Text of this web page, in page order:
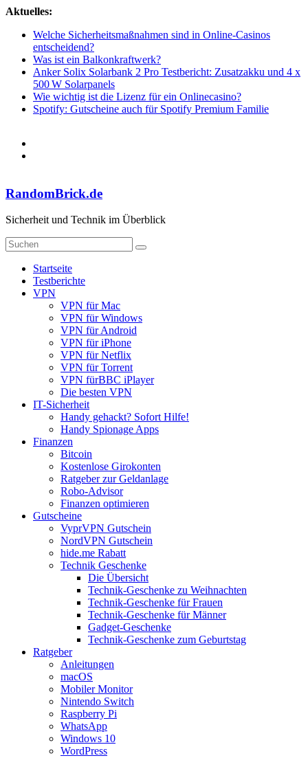
Zum
springen
Aktuelles:
Welche Sicherheitsmaßnahmen sind in Online-Casinos
entscheidend?
Was ist ein Balkonkraftwerk?
Anker Solix Solarbank 2 Pro Testbericht: Zusatzakku und 4 x
500 W Solarpanels
Wie wichtig ist die Lizenz für ein Onlinecasino?
Spotify: Gutscheine auch für Spotify Premium Familie
RandomBrick.de
Sicherheit und Technik im Überblick
Startseite
Testberichte
VPN
VPN für Mac
VPN für Windows
VPN für Android
VPN für iPhone
VPN für Netflix
VPN für Torrent
VPN fürBBC iPlayer
Die besten VPN
IT-Sicherheit
Handy gehackt? Sofort Hilfe!
Handy Spionage Apps
Finanzen
Bitcoin
Kostenlose Girokonten
Ratgeber zur Geldanlage
Robo-Advisor
Finanzen optimieren
Gutscheine
VyprVPN Gutschein
NordVPN Gutschein
hide.me Rabatt
Technik Geschenke
Die Übersicht
Technik-Geschenke zu Weihnachten
Technik-Geschenke für Frauen
Technik-Geschenke für Männer
Gadget-Geschenke
Technik-Geschenke zum Geburtstag
Ratgeber
Anleitungen
macOS
Mobiler Monitor
Nintendo Switch
Raspberry Pi
WhatsApp
Windows 10
WordPress